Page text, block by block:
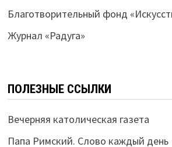
Благотворительный фонд
Журнал «Радуга»
ПОЛЕЗНЫЕ ССЫЛКИ
Вечерняя католическая газета
Папа Римский. Слово каждый день